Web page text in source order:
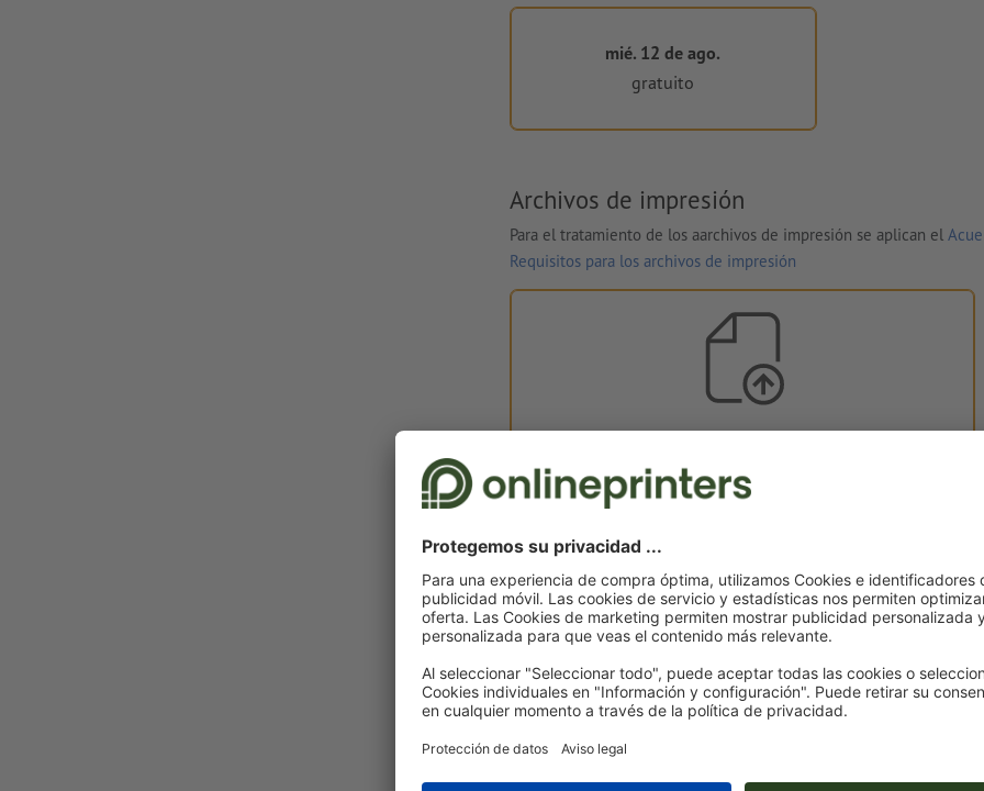
mié. 12 de ago.
gratuito
Archivos de impresión
Para el tratamiento de los aarchivos de impresión se aplican el
Requisitos para los archivos de impresión
Tus archivos de impresión
Puedes subir tus archivos de impresión antes o después de la
Subir ahora
Entrega aprox.:
mié. 12 de ago.